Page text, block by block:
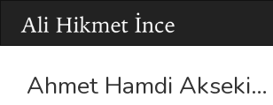
Ahmet Hamdi Akseki…